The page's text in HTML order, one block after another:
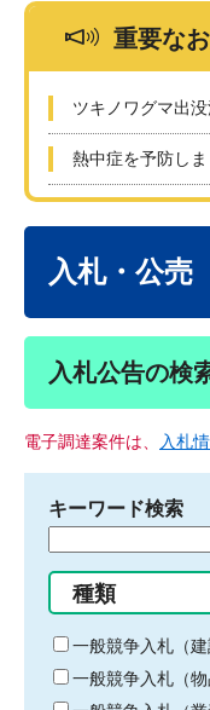
重要な
ツキノワグマ出
熱中症を予防しま
入札・公売
入札公告の検
電子調達案件は、 入札
キーワード検索
る
キ
ー
ワ
種類
一般競争入札（建
一般競争入札（物